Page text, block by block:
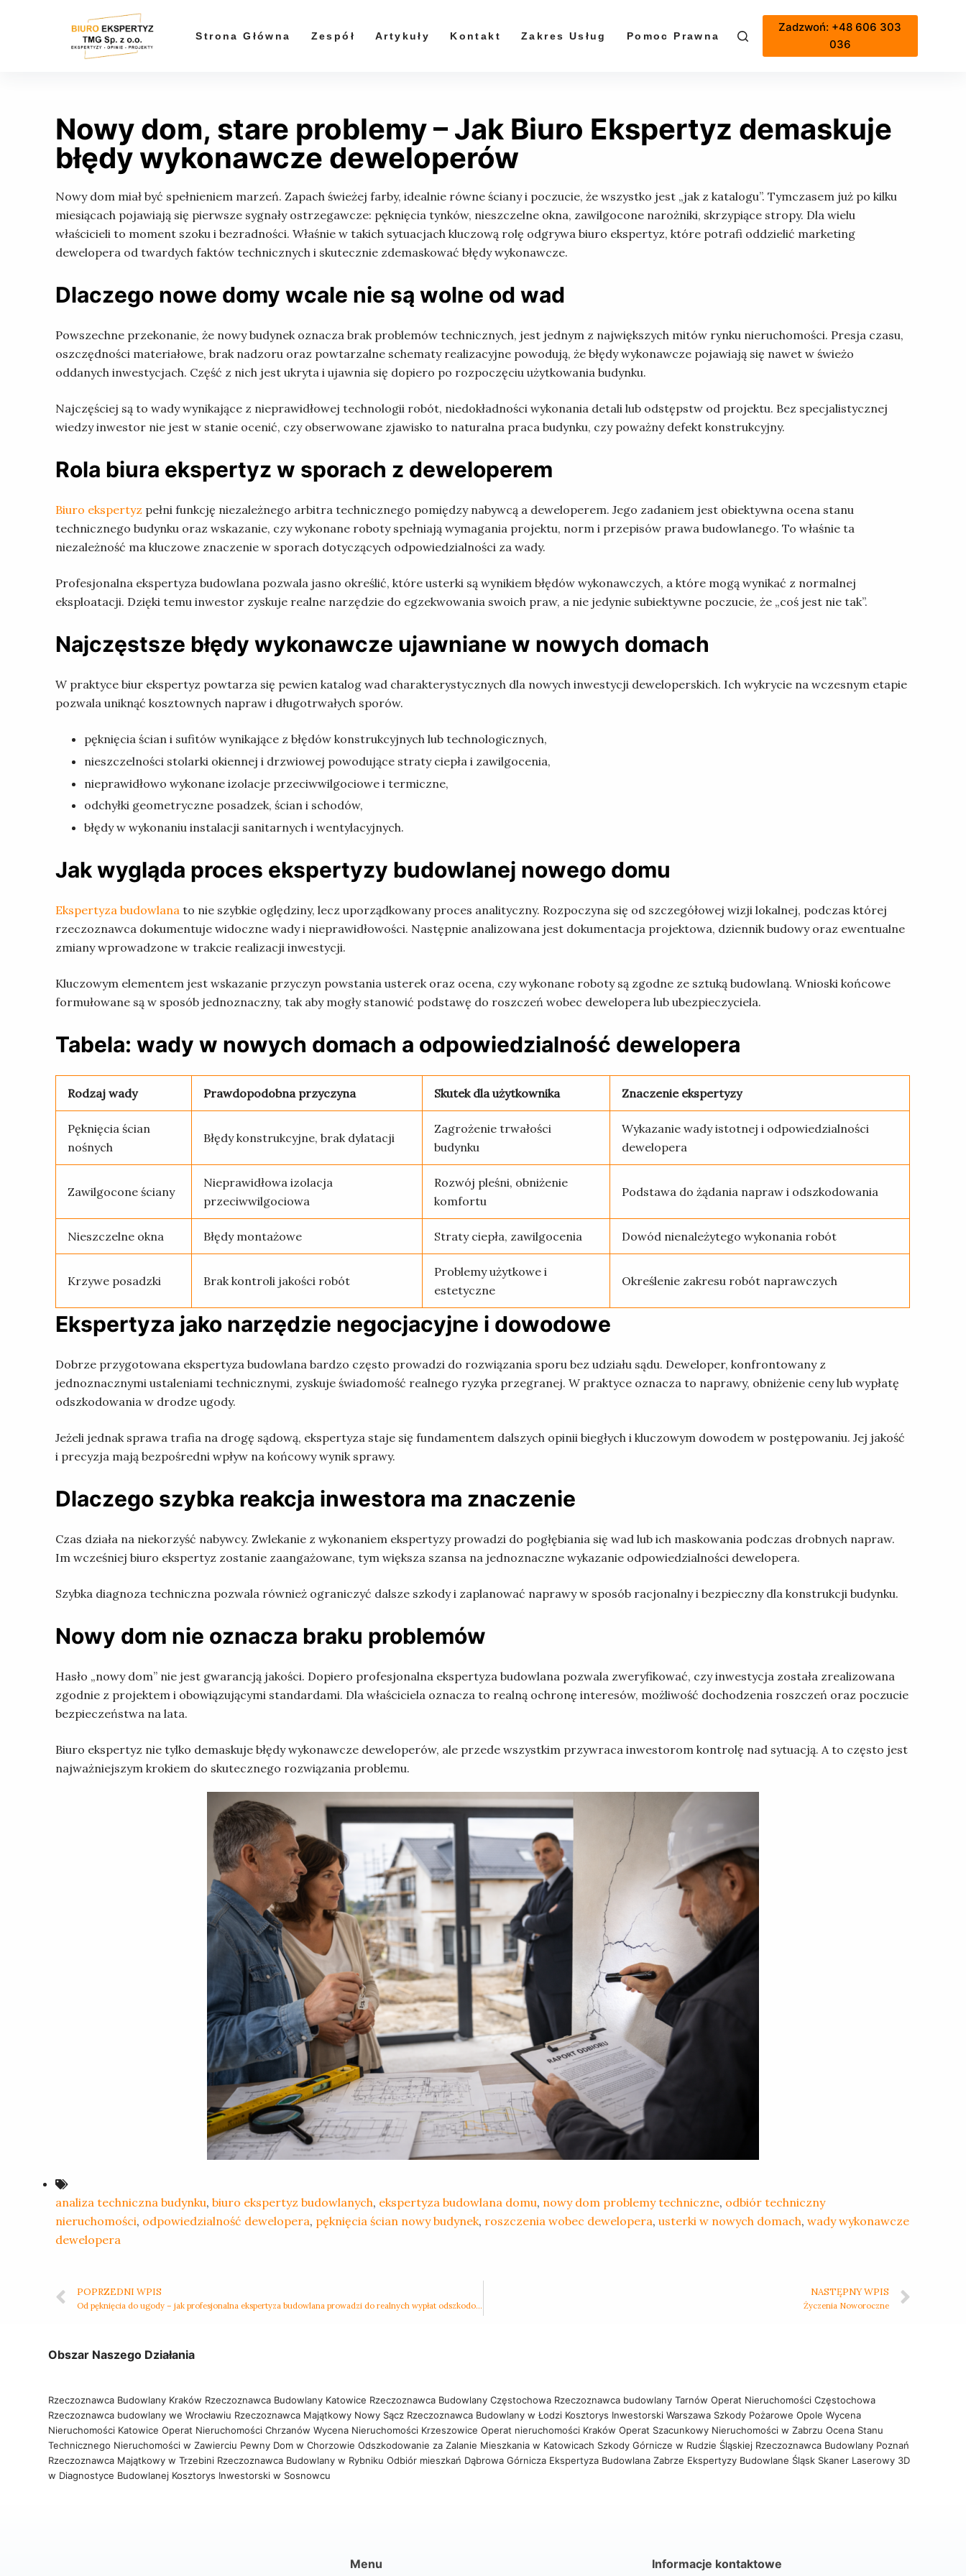
Strona Główna Zespół Artykuły Kontakt Zakres Usług Pomoc Prawna Cennik
Zadzwoń: +48 606 303
036
Nowy dom, stare problemy – Jak Biuro Ekspertyz demaskuje
błędy wykonawcze deweloperów
Nowy dom miał być spełnieniem marzeń. Zapach świeżej farby, idealnie równe ściany i poczucie, że wszystko jest „jak z katalogu”. Tymczasem już po kilku
miesiącach pojawiają się pierwsze sygnały ostrzegawcze: pęknięcia tynków, nieszczelne okna, zawilgocone narożniki, skrzypiące stropy. Dla wielu
właścicieli to moment szoku i bezradności. Właśnie w takich sytuacjach kluczową rolę odgrywa biuro ekspertyz, które potrafi oddzielić marketing
dewelopera od twardych faktów technicznych i skutecznie zdemaskować błędy wykonawcze.
Dlaczego nowe domy wcale nie są wolne od wad
Powszechne przekonanie, że nowy budynek oznacza brak problemów technicznych, jest jednym z największych mitów rynku nieruchomości. Presja czasu,
oszczędności materiałowe, brak nadzoru oraz powtarzalne schematy realizacyjne powodują, że błędy wykonawcze pojawiają się nawet w świeżo
oddanych inwestycjach. Część z nich jest ukryta i ujawnia się dopiero po rozpoczęciu użytkowania budynku.
Najczęściej są to wady wynikające z nieprawidłowej technologii robót, niedokładności wykonania detali lub odstępstw od projektu. Bez specjalistycznej
wiedzy inwestor nie jest w stanie ocenić, czy obserwowane zjawisko to naturalna praca budynku, czy poważny defekt konstrukcyjny.
Rola biura ekspertyz w sporach z deweloperem
Biuro ekspertyz pełni funkcję niezależnego arbitra technicznego pomiędzy nabywcą a deweloperem. Jego zadaniem jest obiektywna ocena stanu
technicznego budynku oraz wskazanie, czy wykonane roboty spełniają wymagania projektu, norm i przepisów prawa budowlanego. To właśnie ta
niezależność ma kluczowe znaczenie w sporach dotyczących odpowiedzialności za wady.
Profesjonalna ekspertyza budowlana pozwala jasno określić, które usterki są wynikiem błędów wykonawczych, a które mogą wynikać z normalnej
eksploatacji. Dzięki temu inwestor zyskuje realne narzędzie do egzekwowania swoich praw, a nie jedynie subiektywne poczucie, że „coś jest nie tak”.
Najczęstsze błędy wykonawcze ujawniane w nowych domach
W praktyce biur ekspertyz powtarza się pewien katalog wad charakterystycznych dla nowych inwestycji deweloperskich. Ich wykrycie na wczesnym etapie
pozwala uniknąć kosztownych napraw i długotrwałych sporów.
pęknięcia ścian i sufitów wynikające z błędów konstrukcyjnych lub technologicznych,
nieszczelności stolarki okiennej i drzwiowej powodujące straty ciepła i zawilgocenia,
nieprawidłowo wykonane izolacje przeciwwilgociowe i termiczne,
odchyłki geometryczne posadzek, ścian i schodów,
błędy w wykonaniu instalacji sanitarnych i wentylacyjnych.
Jak wygląda proces ekspertyzy budowlanej nowego domu
Ekspertyza budowlana to nie szybkie oględziny, lecz uporządkowany proces analityczny. Rozpoczyna się od szczegółowej wizji lokalnej, podczas której
rzeczoznawca dokumentuje widoczne wady i nieprawidłowości. Następnie analizowana jest dokumentacja projektowa, dziennik budowy oraz ewentualne
zmiany wprowadzone w trakcie realizacji inwestycji.
Kluczowym elementem jest wskazanie przyczyn powstania usterek oraz ocena, czy wykonane roboty są zgodne ze sztuką budowlaną. Wnioski końcowe
formułowane są w sposób jednoznaczny, tak aby mogły stanowić podstawę do roszczeń wobec dewelopera lub ubezpieczyciela.
Tabela: wady w nowych domach a odpowiedzialność dewelopera
Rodzaj wady Prawdopodobna przyczyna Skutek dla użytkownika Znaczenie ekspertyzy
Pęknięcia ścian
nośnych
Błędy konstrukcyjne, brak dylatacji
Zagrożenie trwałości
budynku
Wykazanie wady istotnej i odpowiedzialności
dewelopera
Zawilgocone ściany
Nieprawidłowa izolacja
przeciwwilgociowa
Rozwój pleśni, obniżenie
komfortu
Podstawa do żądania napraw i odszkodowania
Nieszczelne okna Błędy montażowe Straty ciepła, zawilgocenia Dowód nienależytego wykonania robót
Krzywe posadzki Brak kontroli jakości robót
Problemy użytkowe i
estetyczne
Określenie zakresu robót naprawczych
Ekspertyza jako narzędzie negocjacyjne i dowodowe
Dobrze przygotowana ekspertyza budowlana bardzo często prowadzi do rozwiązania sporu bez udziału sądu. Deweloper, konfrontowany z
jednoznacznymi ustaleniami technicznymi, zyskuje świadomość realnego ryzyka przegranej. W praktyce oznacza to naprawy, obniżenie ceny lub wypłatę
odszkodowania w drodze ugody.
Jeżeli jednak sprawa trafia na drogę sądową, ekspertyza staje się fundamentem dalszych opinii biegłych i kluczowym dowodem w postępowaniu. Jej jakość
i precyzja mają bezpośredni wpływ na końcowy wynik sprawy.
Dlaczego szybka reakcja inwestora ma znaczenie
Czas działa na niekorzyść nabywcy. Zwlekanie z wykonaniem ekspertyzy prowadzi do pogłębiania się wad lub ich maskowania podczas drobnych napraw.
Im wcześniej biuro ekspertyz zostanie zaangażowane, tym większa szansa na jednoznaczne wykazanie odpowiedzialności dewelopera.
Szybka diagnoza techniczna pozwala również ograniczyć dalsze szkody i zaplanować naprawy w sposób racjonalny i bezpieczny dla konstrukcji budynku.
Nowy dom nie oznacza braku problemów
Hasło „nowy dom” nie jest gwarancją jakości. Dopiero profesjonalna ekspertyza budowlana pozwala zweryfikować, czy inwestycja została zrealizowana
zgodnie z projektem i obowiązującymi standardami. Dla właściciela oznacza to realną ochronę interesów, możliwość dochodzenia roszczeń oraz poczucie
bezpieczeństwa na lata.
Biuro ekspertyz nie tylko demaskuje błędy wykonawcze deweloperów, ale przede wszystkim przywraca inwestorom kontrolę nad sytuacją. A to często jest
najważniejszym krokiem do skutecznego rozwiązania problemu.
analiza techniczna budynku,biuro ekspertyz budowlanych, ekspertyza budowlana domu, nowy dom problemy techniczne, odbiór techniczny
nieruchomości, odpowiedzialność dewelopera, pęknięcia ścian nowy budynek, roszczenia wobec dewelopera,usterki w nowych domach,wady wykonawcze
dewelopera
POPRZEDNI WPIS
Od pęknięcia do ugody – jak profesjonalna ekspertyza budowlana prowadzi do realnych wypłat odszkodowań
NASTĘPNY WPIS
Życzenia Noworoczne
Obszar Naszego Działania
Rzeczoznawca Budowlany Kraków Rzeczoznawca Budowlany Katowice Rzeczoznawca Budowlany Częstochowa Rzeczoznawca budowlany Tarnów Operat Nieruchomości Częstochowa
Rzeczoznawca budowlany we Wrocławiu Rzeczoznawca Majątkowy Nowy Sącz Rzeczoznawca Budowlany w Łodzi Kosztorys Inwestorski Warszawa Szkody Pożarowe OpoleWycena
Nieruchomości Katowice Operat Nieruchomości Chrzanów Wycena Nieruchomości KrzeszowiceOperat nieruchomości Kraków Operat Szacunkowy Nieruchomości w ZabrzuOcena Stanu
Technicznego Nieruchomości w Zawierciu Pewny Dom w Chorzowie Odszkodowanie za Zalanie Mieszkania w Katowicach Szkody Górnicze w Rudzie Śląskiej Rzeczoznawca Budowlany Poznań
Rzeczoznawca Majątkowy w Trzebini Rzeczoznawca Budowlany w RybnikuOdbiór mieszkań Dąbrowa Górnicza Ekspertyza Budowlana Zabrze Ekspertyzy Budowlane Śląsk Skaner Laserowy 3D
w Diagnostyce Budowlanej Kosztorys Inwestorski w Sosnowcu
Menu Informacje kontaktowe